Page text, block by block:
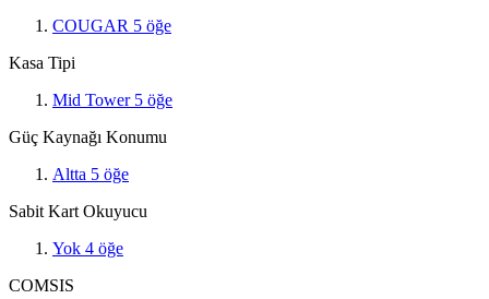
COUGAR 5 öğe
Kasa Tipi
Mid Tower 5 öğe
Güç Kaynağı Konumu
Altta 5 öğe
Sabit Kart Okuyucu
Yok 4 öğe
COMSIS